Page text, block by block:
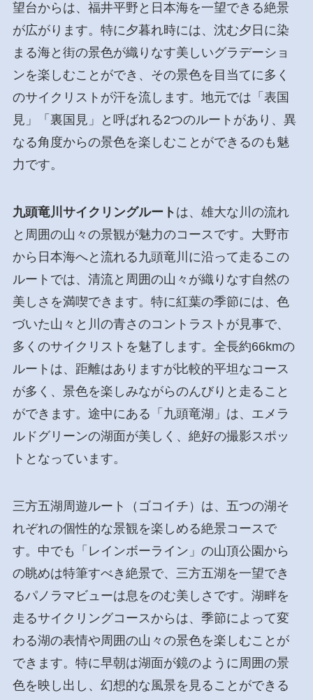
望台からは、福井平野と日本海を一望できる絶景
が広がります。特に夕暮れ時には、沈む夕日に染
まる海と街の景色が織りなす美しいグラデーショ
ンを楽しむことができ、その景色を目当てに多く
のサイクリストが汗を流します。地元では「表国
見」「裏国見」と呼ばれる2つのルートがあり、異
なる角度からの景色を楽しむことができるのも魅
力です。
九頭竜川サイクリングルート は、雄大な川の流れ
と周囲の山々の景観が魅力のコースです。大野市
から日本海へと流れる九頭竜川に沿って走るこの
ルートでは、清流と周囲の山々が織りなす自然の
美しさを満喫できます。特に紅葉の季節には、色
づいた山々と川の青さのコントラストが見事で、
多くのサイクリストを魅了します。全長約66kmの
ルートは、距離はありますが比較的平坦なコース
が多く、景色を楽しみながらのんびりと走ること
ができます。途中にある「九頭竜湖」は、エメラ
ルドグリーンの湖面が美しく、絶好の撮影スポッ
トとなっています。
三方五湖周遊ルート（ゴコイチ）は、五つの湖そ
れぞれの個性的な景観を楽しめる絶景コースで
す。中でも「レインボーライン」の山頂公園から
の眺めは特筆すべき絶景で、三方五湖を一望でき
るパノラマビューは息をのむ美しさです。湖畔を
走るサイクリングコースからは、季節によって変
わる湖の表情や周囲の山々の景色を楽しむことが
できます。特に早朝は湖面が鏡のように周囲の景
色を映し出し、幻想的な風景を見ることができる